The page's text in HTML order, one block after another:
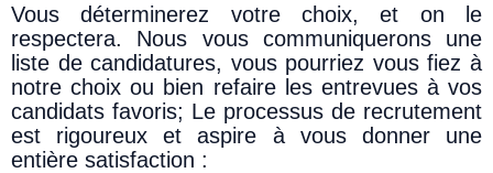
Vous déterminerez votre choix, et on le
respectera. Nous vous communiquerons une
liste de candidatures, vous pourriez vous fiez à
notre choix ou bien refaire les entrevues à vos
candidats favoris; Le processus de recrutement
est rigoureux et aspire à vous donner une
entière satisfaction :